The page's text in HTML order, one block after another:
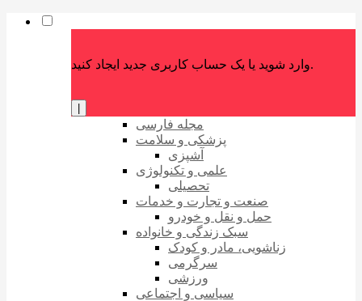
وارد شوید یا یک حساب کاربری جدید ایجاد کنید.
مجله فارسی
پزشکی و سلامت
آشپزی
علمی و تکنولوژی
تحصیلی
صنعت و تجارت و خدمات
حمل و نقل و خودرو
سبک زندگی و خانواده
زناشویی، مادر و کودک
سرگرمی
ورزشی
سیاسی و اجتماعی